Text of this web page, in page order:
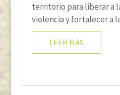
territorio para liberar a
violencia y fortalecer a
LEER MÁS